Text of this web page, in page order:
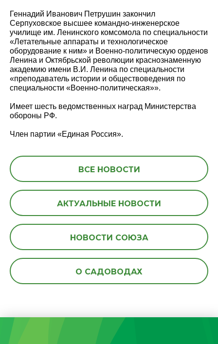
Геннадий Иванович Петрушин закончил
Серпуховское высшее командно-инженерское
училище им. Ленинского комсомола по специальности
«Летательные аппараты и технологическое
оборудование к ним» и Военно-политическую орденов
Ленина и Октябрьской революции краснознаменную
академию имени В.И. Ленина по специальности
«преподаватель истории и обществоведения по
специальности «Военно-политическая»».
Имеет шесть ведомственных наград Министерства
обороны РФ.
Член партии «Единая Россия».
ВСЕ НОВОСТИ
АКТУАЛЬНЫЕ НОВОСТИ
НОВОСТИ СОЮЗА
О САДОВОДАХ